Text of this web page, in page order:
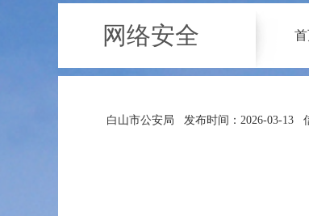
网络安全
白山市公安局 发布时间：2026-03-13